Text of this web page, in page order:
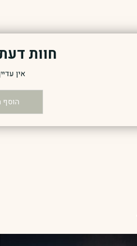
חוות
אין
הוסף